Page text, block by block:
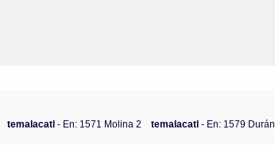
temalacatl- En: 1571 Molina 2 temalacatl- En: 1579 Durán